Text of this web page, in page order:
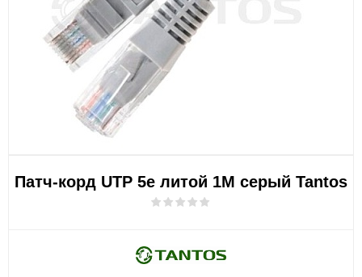
Патч-корд UTP 5e литой 1М серый Tantos